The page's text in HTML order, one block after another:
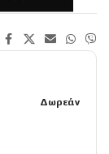
Δωρεάν